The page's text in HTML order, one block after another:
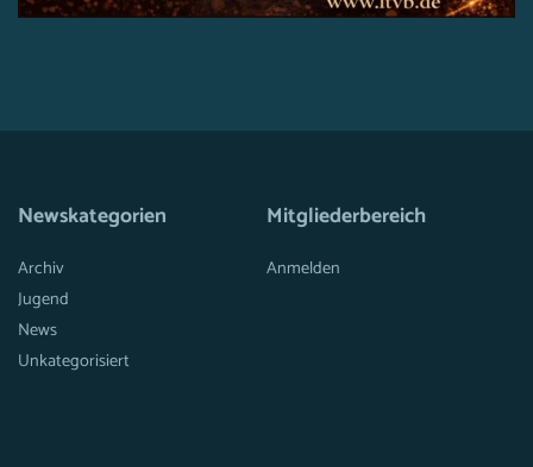
Newskategorien
Archiv
Jugend
News
Unkategorisiert
Mitgliederbereich
Anmelden